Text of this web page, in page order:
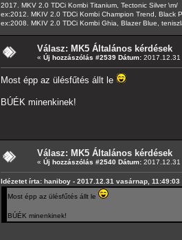
2017. MKV 2.0 TDCi Kombi Titanium, Tectonic Silver \m/
ex:2012. MKIV 2.0 TDCi Kombi Champion Trend, Black
ex:2008. MKIV 2.0 TDCi Kombi Ghia, Blazer Blue,
Válasz: MK5 Általános kérdések
« Új hozzászólás #2539 Dátum: 2017.12.31
Most épp az ülésfűtés állt le
BÚÉK minenkinek!
Válasz: MK5 Általános kérdések
« Új hozzászólás #2540 Dátum: 2017.12.31
Idézetet írta: haniboy - 2017.12.31 vasárnap, 11:49:03
Most épp az ülésfűtés állt le
BÚÉK minenkinek!